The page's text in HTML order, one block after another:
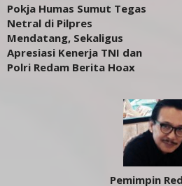
Pokja Humas Sumut Tegas
Netral di Pilpres
Mendatang, Sekaligus
Apresiasi Kenerja TNI dan
Polri Redam Berita Hoax
Pemimpin